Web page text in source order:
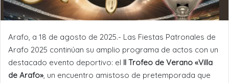
Arafo, a 18 de agosto de 2025.- Las Fiestas Patronales de
Arafo 2025 continúan su amplio programa de actos con un
destacado evento deportivo: el II Trofeo de Verano «Villa
de Arafo», un encuentro amistoso de pretemporada que